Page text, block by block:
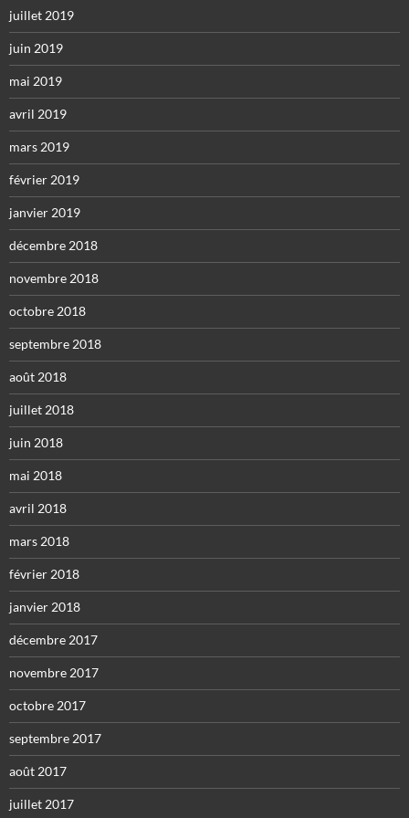
juillet 2019
juin 2019
mai 2019
avril 2019
mars 2019
février 2019
janvier 2019
décembre 2018
novembre 2018
octobre 2018
septembre 2018
août 2018
juillet 2018
juin 2018
mai 2018
avril 2018
mars 2018
février 2018
janvier 2018
décembre 2017
novembre 2017
octobre 2017
septembre 2017
août 2017
juillet 2017